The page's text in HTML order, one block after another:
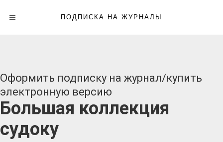
ПОДПИСКА НА ЖУРНАЛЫ
Оформить подписку на журнал/купить
электронную версию
Большая коллекция
судоку